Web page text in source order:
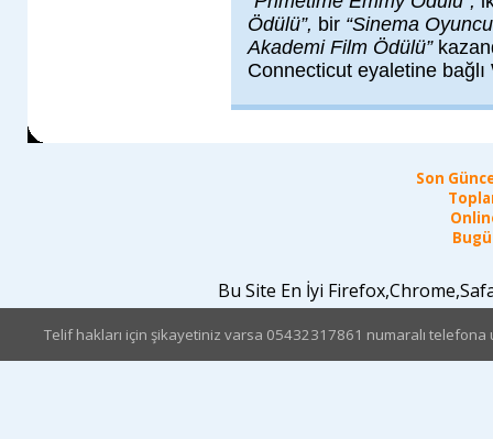
Ödülü”, bir “Sinema
Akademi Film Ödülü”
Connecticut eyaletine
Son
Bu Site En İyi
Telif hakları için şikayetiniz varsa 05432317861 numaralı telefona